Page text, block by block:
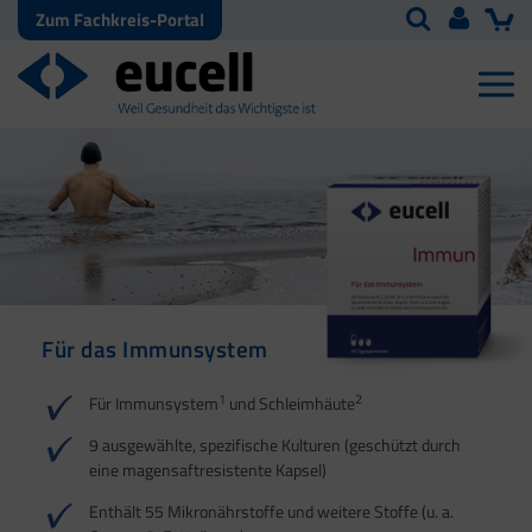
Zum Fachkreis-Portal
Für das Immunsystem
Für Immunsystem1 und Schleimhäute2
9 ausgewählte, spezifische Kulturen (geschützt durch
eine magensaftresistente Kapsel)
Enthält 55 Mikronährstoffe und weitere Stoffe (u. a.
Für Haut, Haare und
4
Für Ihre natürliche